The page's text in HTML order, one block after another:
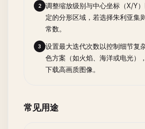
2
调整缩放级别与中心坐标（X/Y
定的分形区域，若选择朱利亚集
常数。
3
设置最大迭代次数以控制细节复
色方案（如火焰、海洋或电光）
下载高画质图像。
常见用途